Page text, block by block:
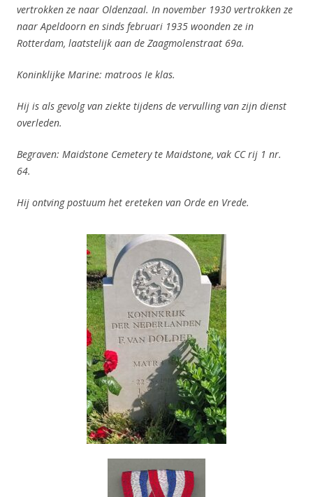
vertrokken ze naar Oldenzaal. In november 1930 vertrokken ze
naar Apeldoorn en sinds februari 1935 woonden ze in
Rotterdam, laatstelijk aan de Zaagmolenstraat 69a.
Koninklijke Marine: matroos Ie klas.
Hij is als gevolg van ziekte tijdens de vervulling van zijn dienst
overleden.
Begraven: Maidstone Cemetery te Maidstone, vak CC rij 1 nr.
64.
Hij ontving postuum het ereteken van Orde en Vrede.